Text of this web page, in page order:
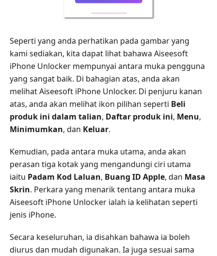
Seperti yang anda perhatikan pada gambar yang
kami sediakan, kita dapat lihat bahawa Aiseesoft
iPhone Unlocker mempunyai antara muka pengguna
yang sangat baik. Di bahagian atas, anda akan
melihat Aiseesoft iPhone Unlocker. Di penjuru kanan
atas, anda akan melihat ikon pilihan seperti Beli
produk ini dalam talian, Daftar produk ini, Menu,
Minimumkan, dan Keluar.
Kemudian, pada antara muka utama, anda akan
perasan tiga kotak yang mengandungi ciri utama
iaitu Padam Kod Laluan, Buang ID Apple, dan Masa
Skrin. Perkara yang menarik tentang antara muka
Aiseesoft iPhone Unlocker ialah ia kelihatan seperti
jenis iPhone.
Secara keseluruhan, ia disahkan bahawa ia boleh
diurus dan mudah digunakan. Ia juga sesuai sama